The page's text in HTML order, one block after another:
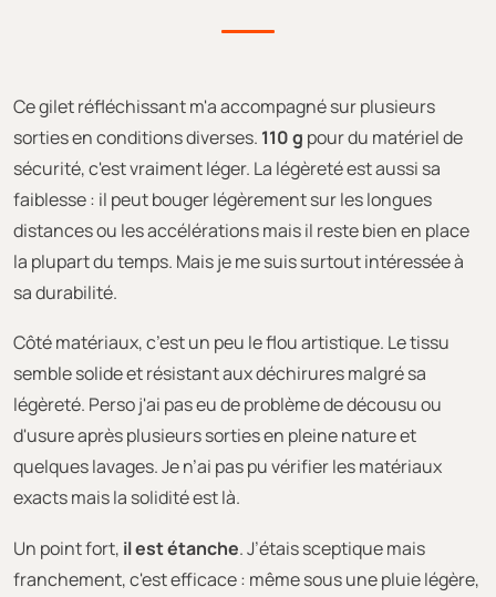
Ce gilet réfléchissant m'a accompagné sur plusieurs
sorties en conditions diverses. 110 g pour du matériel de
sécurité, c'est vraiment léger. La légèreté est aussi sa
faiblesse : il peut bouger légèrement sur les longues
distances ou les accélérations mais il reste bien en place
la plupart du temps. Mais je me suis surtout intéressée à
sa durabilité.
Côté matériaux, c’est un peu le flou artistique. Le tissu
semble solide et résistant aux déchirures malgré sa
légèreté. Perso j'ai pas eu de problème de décousu ou
d'usure après plusieurs sorties en pleine nature et
quelques lavages. Je n’ai pas pu vérifier les matériaux
exacts mais la solidité est là.
Un point fort, il est étanche. J’étais sceptique mais
franchement, c'est efficace : même sous une pluie légère,